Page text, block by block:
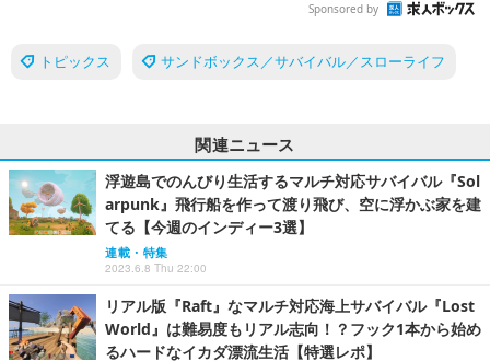
Sponsored by
トピックス サンドボックス／サバイバル／スローライフ
関連ニュース
浮遊島でのんびり生活するマルチ対応サバイバル『Sol
arpunk』飛行船を作って渡り飛び、空に浮かぶ家を建
てる【今週のインディー3選】
連載・特集
2023.6.8 Thu 22:00
リアル版『Raft』なマルチ対応海上サバイバル『Lost
World』は難易度もリアル志向！？フック1本から始め
るハードなイカダ漂流生活【特選レポ】